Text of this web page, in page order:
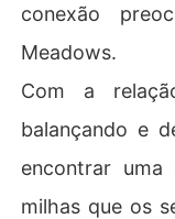
conexão
Meadows.
Com a
balançando e
encontrar uma
milhas que os